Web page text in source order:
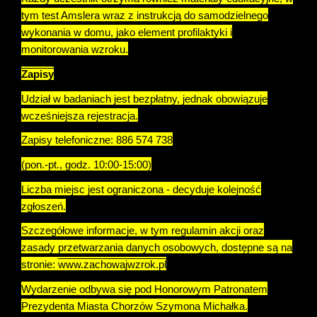
tym test Amslera wraz z instrukcją do samodzielnego
wykonania w domu, jako element profilaktyki i
monitorowania wzroku.
Zapisy
Udział w badaniach jest bezpłatny, jednak obowiązuje
wcześniejsza rejestracja.
Zapisy telefoniczne: 886 574 738
(pon.-pt., godz. 10:00-15:00)
Liczba miejsc jest ograniczona - decyduje kolejność
zgłoszeń.
Szczegółowe informacje, w tym regulamin akcji oraz
zasady przetwarzania danych osobowych, dostępne są na
stronie: www.zachowajwzrok.pl
Wydarzenie odbywa się pod Honorowym Patronatem
Prezydenta Miasta Chorzów Szymona Michałka.